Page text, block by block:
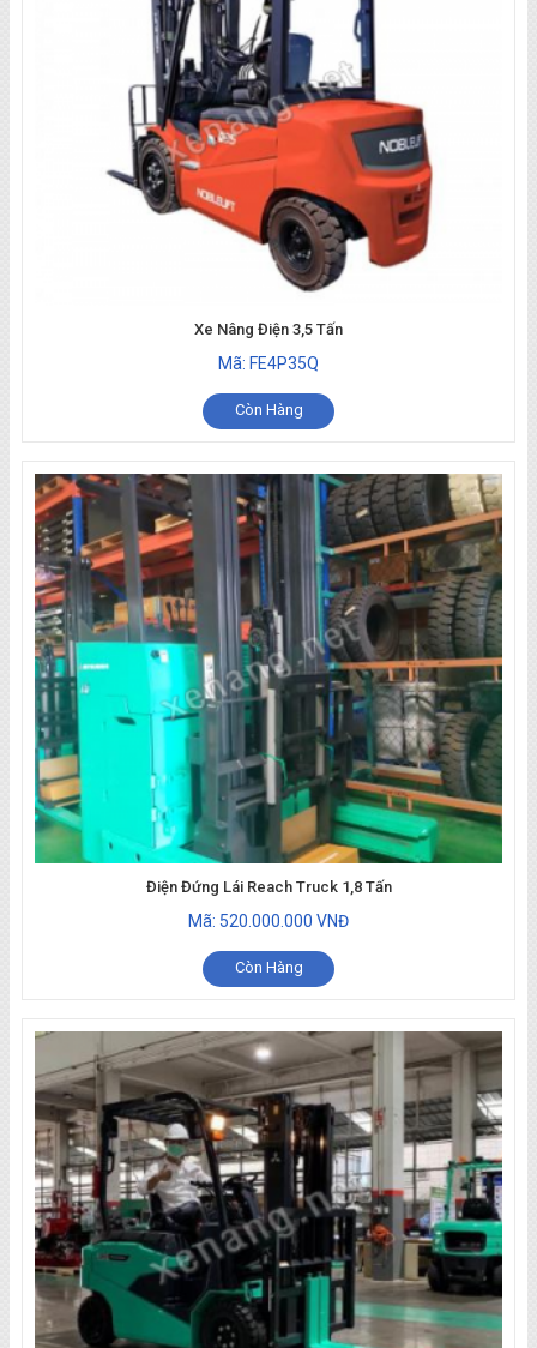
Xe Nâng Điện 3,5 Tấn
Mã: FE4P35Q
Còn Hàng
Điện Đứng Lái Reach Truck 1,8 Tấn
Mã: 520.000.000 VNĐ
Còn Hàng